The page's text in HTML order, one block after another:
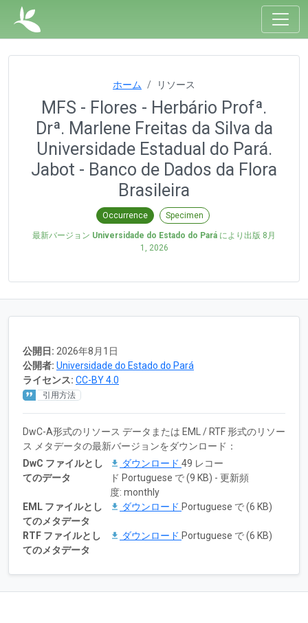
ホーム リソース
MFS - Flores - Herbário Profª.
Drª. Marlene Freitas da Silva da
Universidade Estadual do Pará.
Jabot - Banco de Dados da Flora
Brasileira
Occurrence Specimen
最新バージョン Universidade do Estado do Pará により出版 8月
1, 2026
公開日: 2026年8月1日
公開者: Universidade do Estado do Pará
ライセンス: CC-BY 4.0
引用方法
DwC-A形式のリソース データまたは EML / RTF 形式のリソー
ス メタデータの最新バージョンをダウンロード：
DwC ファイルとし
てのデータ
ダウンロード 49 レコー
ド Portuguese で (9 KB) - 更新頻
度: monthly
EML ファイルとし
てのメタデータ
ダウンロード Portuguese で (6 KB)
RTF ファイルとし
てのメタデータ
ダウンロード Portuguese で (6 KB)